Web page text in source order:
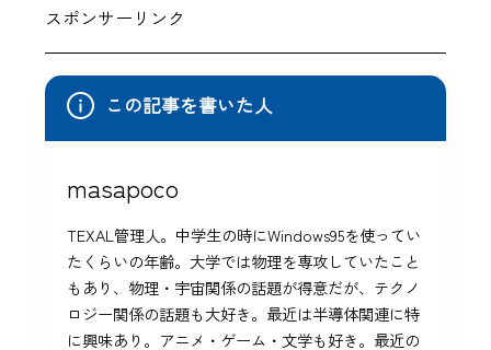
スポンサーリンク
この記事を書いた人
masapoco
TEXAL管理人。中学生の時にWindows95を使ってい
たくらいの年齢。大学では物理を専攻していたこと
もあり、物理・宇宙関係の話題が得意だが、テクノ
ロジー関係の話題も大好き。最近は半導体関連に特
に興味あり。アニメ・ゲーム・文学も好き。最近の